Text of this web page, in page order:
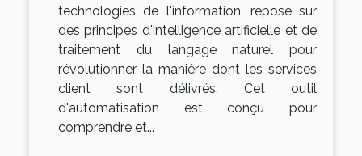
technologies de l'information, repose sur
des principes d'intelligence artificielle et de
traitement du langage naturel pour
révolutionner la manière dont les services
client sont délivrés. Cet outil
d'automatisation est conçu pour
comprendre et...